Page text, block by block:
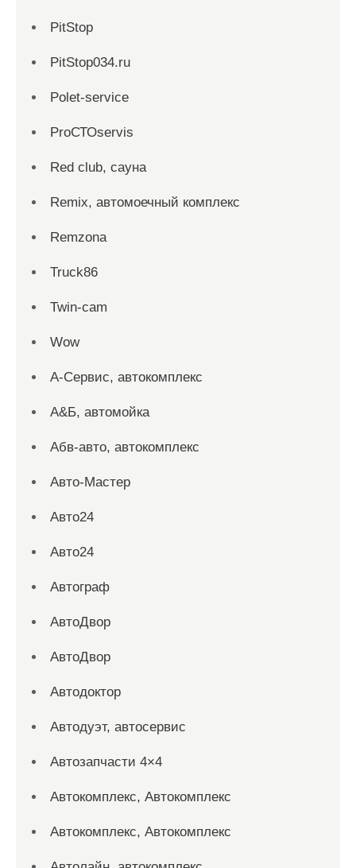
PitStop
PitStop034.ru
Polet-service
ProСТОservis
Red сlub, сауна
Remix, автомоечный комплекс
Remzona
Truck86
Twin-cam
Wow
А-Сервис, автокомплекс
А&Б, автомойка
Абв-авто, автокомплекс
Авто-Мастер
Авто24
Авто24
Автограф
АвтоДвор
АвтоДвор
Автодоктор
Автодуэт, автосервис
Автозапчасти 4×4
Автокомплекс, Автокомплекс
Автокомплекс, Автокомплекс